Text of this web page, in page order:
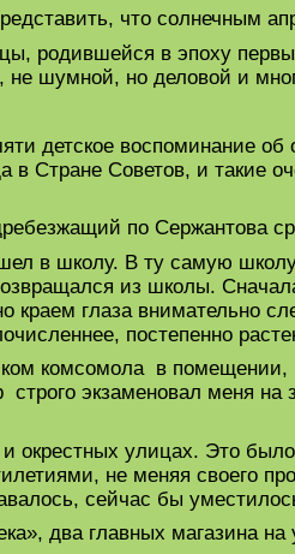
что солнечным
родившейся в эпоху
не шумной, но деловой и
детское воспоминание
в Стране Советов, и такие
по Сержантова
в школу. В ту самую
из школы.
краем глаза внимательно
постепенно
комсомола в
экзаменовал меня на
окрестных улицах. Это
не меняя своего
сейчас бы
два главных магазина на